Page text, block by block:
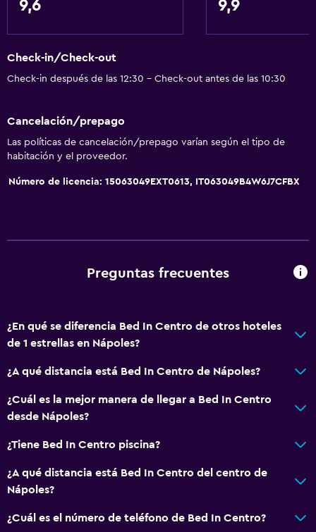
Internet
Ropa de cama
Artículos de aseo gratis
Champú
Gel de ducha
General
Vista a una calle tranquila
Habitaciones familiares
Zona de estar
Vista al patio interior
Posibilidad de habitaciones conectadas
Habitaciones insonorizadas
9,6 9,9
Check-in/Check-out
Check-in después de las 12:30 - Check-out antes de las 10:30
Cancelación/prepago
Las políticas de cancelación/prepago varían según el tipo de
habitación y el proveedor.
Número de licencia: 15063049EXT0613, IT063049B4W6J7CFBX
Preguntas frecuentes
¿En qué se diferencia Bed In Centro de otros hoteles
de 1 estrellas en Nápoles?
¿A qué distancia está Bed In Centro de Nápoles?
¿Cuál es la mejor manera de llegar a Bed In Centro
desde Nápoles?
¿Tiene Bed In Centro piscina?
¿A qué distancia está Bed In Centro del centro de
Nápoles?
¿Cuál es el número de teléfono de Bed In Centro?